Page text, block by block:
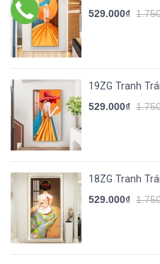
529.000₫
19ZG Tranh
529.000₫
18ZG Tranh
529.000₫